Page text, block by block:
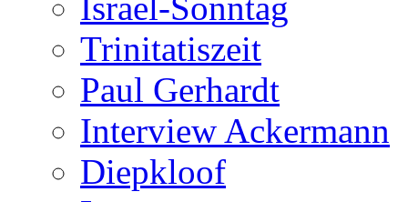
Trinitatiszeit
Paul Gerhardt
Interview Ackermann
Diepkloof